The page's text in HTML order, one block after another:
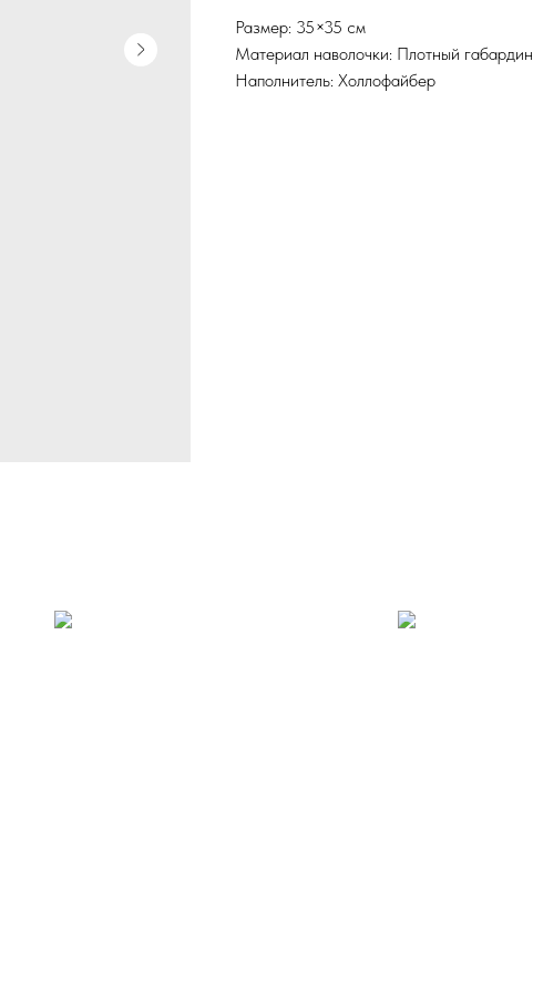
Размер: 35×35 см
Материал наволочки: Плотный габардин
Наполнитель: Холлофайбер